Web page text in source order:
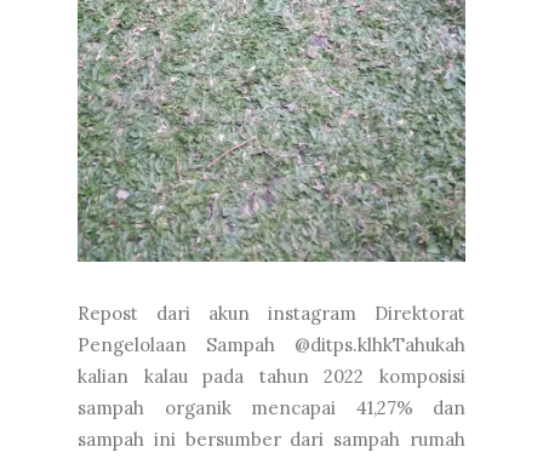
Repost dari akun instagram Direktorat
Pengelolaan Sampah @ditps.klhkTahukah
kalian kalau pada tahun 2022 komposisi
sampah organik mencapai 41,27% dan
sampah ini bersumber dari sampah rumah